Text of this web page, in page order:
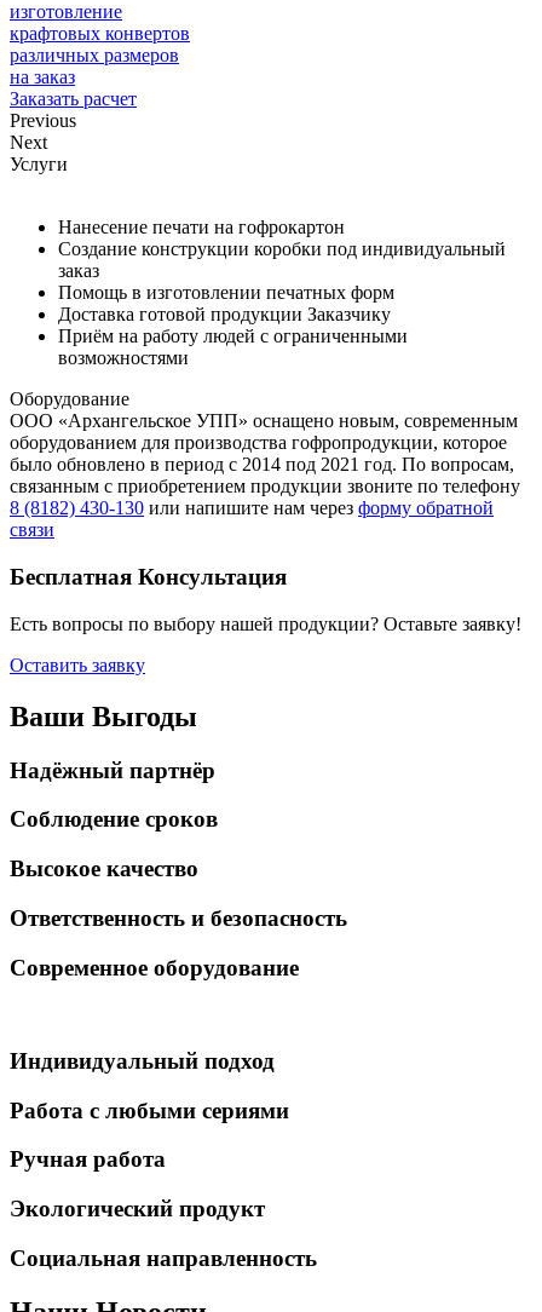
изготовление
крафтовых конвертов
различных размеров
на заказ
Заказать расчет
Previous
Next
Услуги
Нанесение печати на гофрокартон
Создание конструкции коробки под индивидуальный
заказ
Помощь в изготовлении печатных форм
Доставка готовой продукции Заказчику
Приём на работу людей с ограниченными
возможностями
Оборудование
ООО «Архангельское УПП» оснащено новым, современным
оборудованием для производства гофропродукции, которое
было обновлено в период с 2014 под 2021 год. По вопросам,
связанным с приобретением продукции звоните по телефону
8 (8182) 430-130 или напишите нам через форму обратной
связи
Бесплатная Консультация
Есть вопросы по выбору нашей продукции? Оставьте заявку!
Оставить заявку
Ваши Выгоды
Надёжный партнёр
Соблюдение сроков
Высокое качество
Ответственность и безопасность
Современное оборудование
Индивидуальный подход
Работа с любыми сериями
Ручная работа
Экологический продукт
Социальная направленность